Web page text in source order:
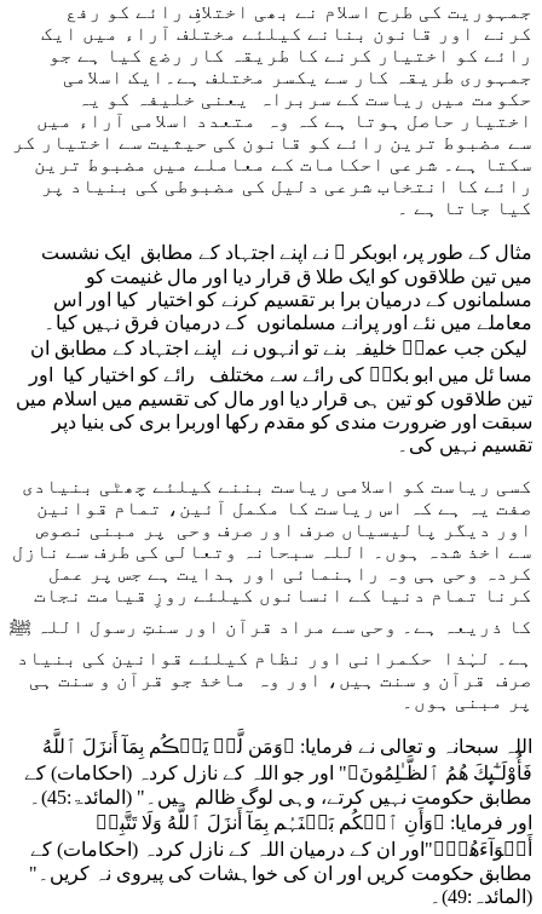
جمہوریت کی طرح اسلام نے بھی اختلافِ رائے کو رفع
کرنے اور قانون بنانے کیلئے مختلف آراء میں ایک
رائے کو اختیار کرنے کا طریقہ کار رضع کیا ہے جو
جمہوری طریقہ کار سے یکسر مختلف ہے۔ایک اسلامی
حکومت میں ریاست کے سربراہ یعنی خلیفہ کو یہ
اختیار حاصل ہوتا ہے کہ وہ متعدد اسلامی آراء میں
سے مضبوط ترین رائے کو قانون کی حیثیت سے اختیار کر
سکتا ہے۔ شرعی احکامات کے معاملے میں مضبوط ترین
رائے کا انتخاب شرعی دلیل کی مضبوطی کی بنیاد پر
کیا جاتا ہے ۔
مثال کے طور پر، ابوبکر ؓ نے اپنے اجتہاد کے مطابق ایک نشست
میں تین طلاقوں کو ایک طلا ق قرار دیا اور مال غنیمت کو
مسلمانوں کے درمیان برا بر تقسیم کرنے کو اختیار کیا اور اس
معاملے میں نئے اور پرانے مسلمانوں کے درمیان فرق نہیں کیا۔
لیکن جب عمرؓ خلیفہ بنے تو انہوں نے اپنے اجتہاد کے مطابق ان
مسا ئل میں ابو بکرؓ کی رائے سے مختلف رائے کو اختیار کیا اور
تین طلاقوں کو تین ہی قرار دیا اور مال کی تقسیم میں اسلام میں
سبقت اور ضرورت مندی کو مقدم رکھا اوربرا بری کی بنیا دپر
تقسیم نہیں کی۔
کسی ریاست کو اسلامی ریاست بننے کیلئے چھٹی بنیادی
صفت یہ ہے کہ اس ریاست کا مکمل آئین، تمام قوانین
اور دیگر پالیسیاں صرف اور صرف وحی پر مبنی نصوص
سے اخذ شدہ ہوں۔ اللہ سبحانہ وتعالی کی طرف سے نازل
کردہ وحی ہی وہ راہنمائی اور ہدایت ہے جس پر عمل
کرنا تمام دنیا کے انسانوں کیلئے روزِ قیامت نجات
کا ذریعہ ہے۔ وحی سے مراد قرآن اور سنتِ رسول اللہ ﷺ
ہے۔ لہٰذا حکمرانی اور نظام کیلئے قوانین کی بنیاد
صرف قرآن و سنت ہیں، اور وہ ماخذ جو قرآن و سنت ہی
پر مبنی ہوں۔
اللہ سبحانہ و تعالی نے فرمایا: ﴿وَمَن لَّمۡ يَحۡڪُم بِمَآ أَنزَلَ ٱللَّهُ
فَأُوْلَـٰٓٮِٕكَ هُمُ ٱلظَّـٰلِمُونَ﴾" اور جو اللہ کے نازل کردہ (احکامات) کے
مطابق حکومت نہیں کرتے، وہی لوگ ظالم ہیں۔" (المائدۃ:45)۔
اور فرمایا: ﴿وَأَنِ ٱحۡكُم بَيۡنَہُم بِمَآ أَنزَلَ ٱللَّهُ وَلَا تَتَّبِعۡ
أَهۡوَآءَهُمۡ﴾"اور ان کے درمیان اللہ کے نازل کردہ (احکامات) کے
مطابق حکومت کریں اور ان کی خواہشات کی پیروی نہ کریں۔"
(المائدہ:49)۔